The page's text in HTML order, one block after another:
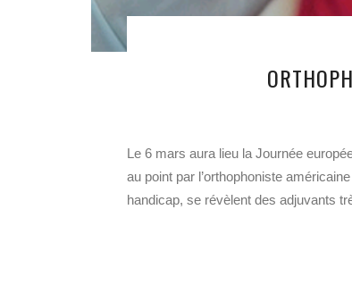
Le 6 mars aura lieu la Journée
au point par l’orthophoniste
handicap, se révèlent des adjuvants